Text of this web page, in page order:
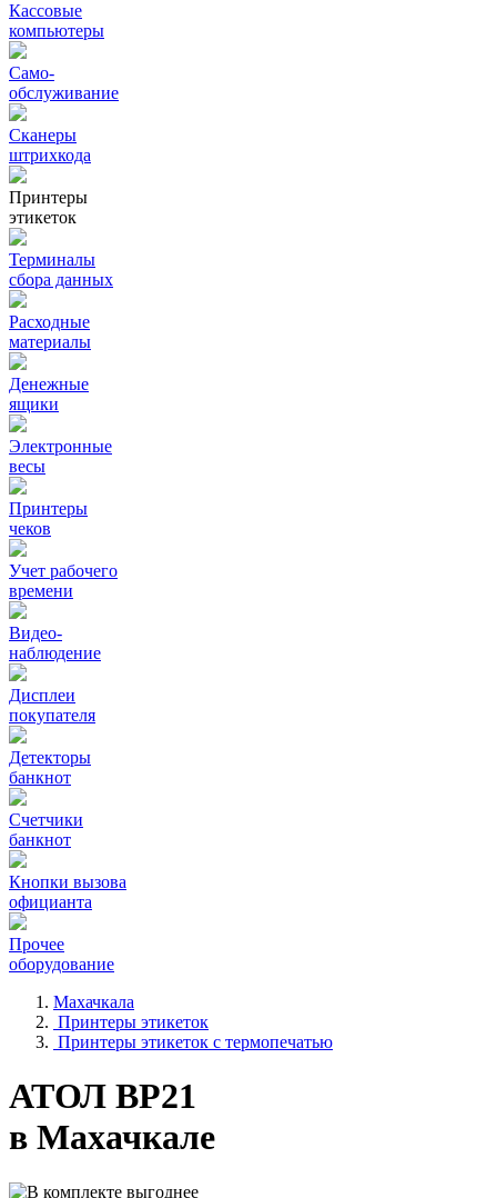
Кассовые
компьютеры
Само-
обслуживание
Сканеры
штрихкода
Принтеры
этикеток
Терминалы
сбора данных
Расходные
материалы
Денежные
ящики
Электронные
весы
Принтеры
чеков
Учет рабочего
времени
Видео‑
наблюдение
Дисплеи
покупателя
Детекторы
банкнот
Счетчики
банкнот
Кнопки вызова
официанта
Прочее
оборудование
Махачкала
Принтеры этикеток
Принтеры этикеток с термопечатью
АТОЛ BP21
в Махачкале